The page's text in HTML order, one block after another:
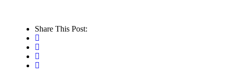
Share This Post: